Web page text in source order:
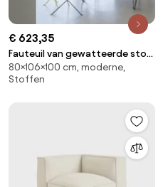
€ 623,35
Fauteuil van gewatteerde stof
en staal Nomad
80×106×100 cm, moderne,
Stoffen